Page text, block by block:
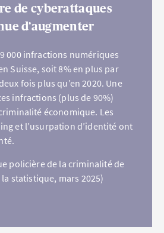
de cyberattaques
d’augmenter
000 infractions numériques
Suisse, soit 8% en plus par
fois plus qu’en 2020. Une
infractions (plus de 90%)
économique. Les
et l’usurpation d’identité ont
policière de la criminalité de
statistique, mars 2025)